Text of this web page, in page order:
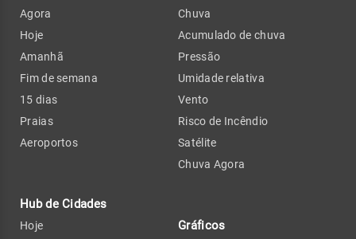
Agora
Hoje
Amanhã
Fim de semana
15 dias
Praias
Aeroportos
Hub de Cidades
Hoje
Chuva
Acumulado de chuva
Pressão
Umidade relativa
Vento
Risco de Incêndio
Satélite
Chuva Agora
Gráficos